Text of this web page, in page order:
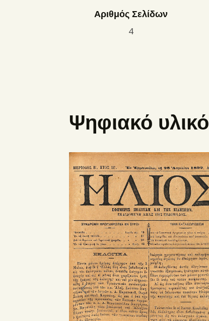
Αριθμός Σελίδων
4
Ψηφιακό υλικό